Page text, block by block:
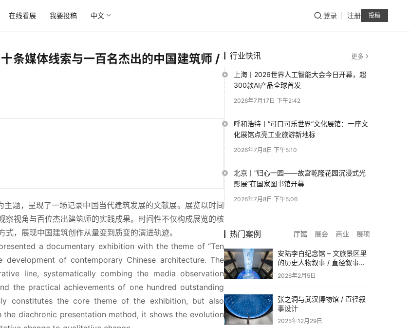
在线看展 我要投稿 中文 登录 注册 投稿
条媒体线索与一百名杰出的中国建筑师 /
主题，呈现了一场记录中国当代建筑发展的文献展。展览以时间
视角与百位杰出建筑师的实践成果。时间性不仅构成展览的核
，展现中国建筑创作从量变到质变的演进轨迹。
a documentary exhibition with the theme of “Ten
of contemporary Chinese architecture. The
line, systematically combing the media observation
the practical achievements of one hundred outstanding
constitutes the core theme of the exhibition, but also
diachronic presentation method, it shows the evolution
行业快讯 更多
上海丨2026世界人工智能大会今日开幕，超
300款AI产品全球首发
2026年7月17日 下午2:42
呼和浩特丨“可口可乐世界”文化展馆：一座文
化展馆点亮工业旅游新地标
2026年7月8日 下午5:10
北京丨“归心一园——故宫乾隆花园沉浸式光
影展”在国家图书馆开幕
2026年7月8日 下午5:06
热门案例 厅馆 展会 商业 展项
安陆李白纪念馆 – 文旅景区里
的历史人物叙事 / 直径叙事设
计
2026年2月5日
张之洞与武汉博物馆 / 直径叙
事设计
2025年12月29日